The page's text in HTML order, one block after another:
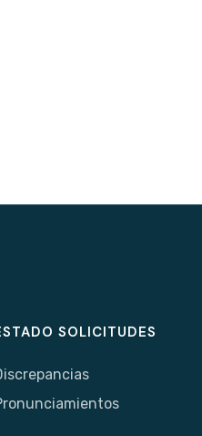
SOLICITUDES